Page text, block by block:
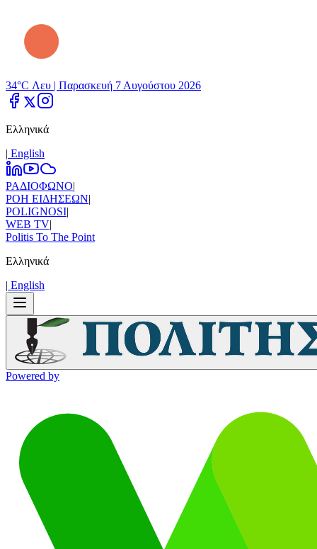
34°C Λευ | Παρασκευή 7 Αυγούστου 2026
Ελληνικά
| Εnglish
ΡΑΔΙΟΦΩΝΟ|
ΡΟΗ ΕΙΔΗΣΕΩΝ|
POLIGNOSI|
WEB TV|
Politis To The Point
Ελληνικά
| Εnglish
Powered by